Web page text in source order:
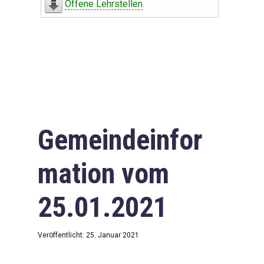
Offene Lehrstellen
Gemeindeinfor
mation vom
25.01.2021
Veröffentlicht: 25. Januar 2021